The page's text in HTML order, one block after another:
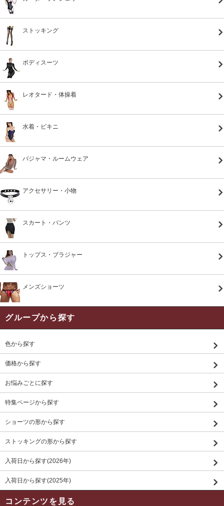
ストッキング
ボディスーツ
レオタード・体操着
水着・ビキニ
パジャマ・ルームウェア
アクセサリー・小物
スカート・パンツ
トップス・ブラジャー
メンズショーツ
グループから探す
色から探す
価格から探す
お悩みごとに探す
特集ページから探す
ショーツの形から探す
ストッキングの形から探す
入荷日から探す(2026年)
入荷日から探す(2025年)
コンテンツを見る